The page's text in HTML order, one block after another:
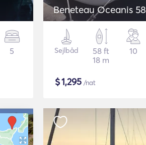
5
Beneteau Oceanis 58
Sejlbåd
58 ft
18 m
10
$1,295 /nat